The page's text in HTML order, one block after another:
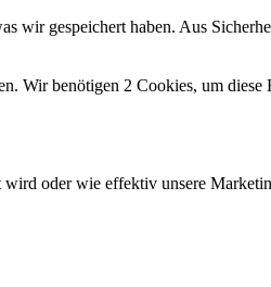
wir gespeichert haben. Aus
Wir benötigen 2 Cookies, um diese
oder wie effektiv unsere